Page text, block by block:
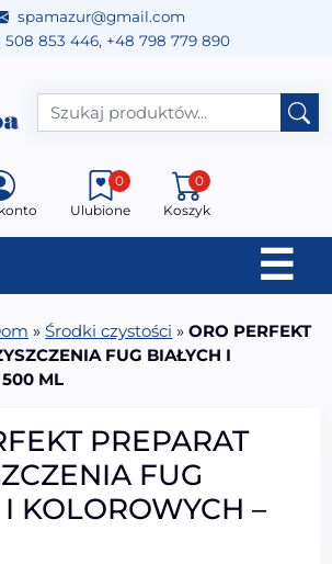
spamazur@gmail.com
508 853 446, +48 798 779 890
Ulubione
0
Koszyk
0
☰
»Środki czystości »ORO PERFEKT
FUG BIAŁYCH I
ML
PREPARAT
FUG
KOLOROWYCH –